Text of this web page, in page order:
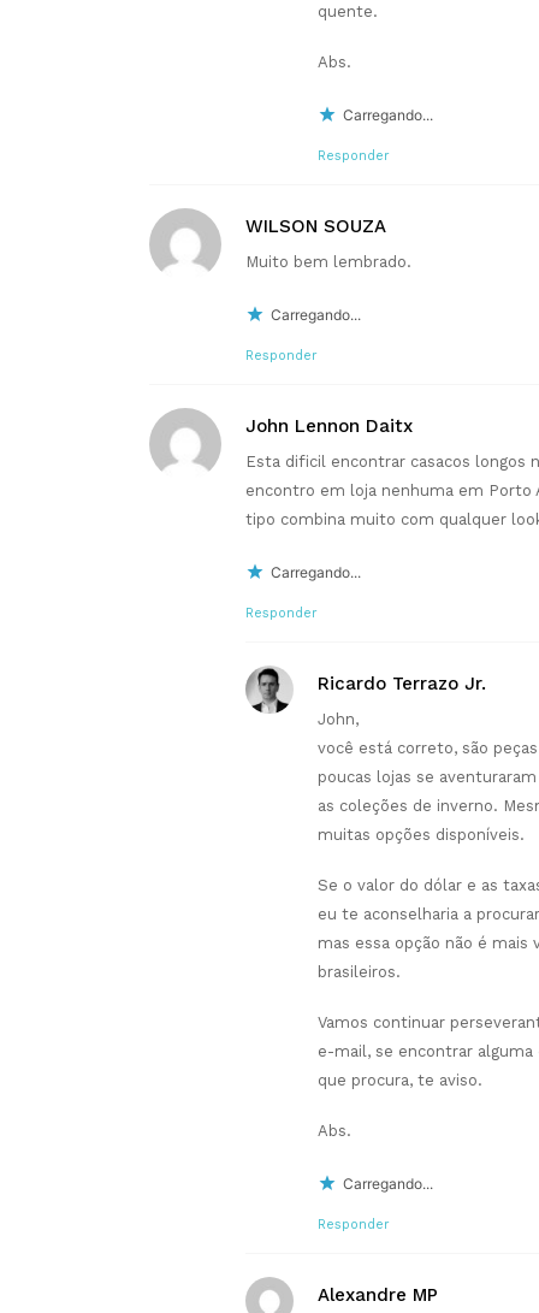
quente.
Abs.
Carregando...
Responder
WILSON SOUZA
Muito bem lembrado.
Carregando...
Responder
John Lennon Daitx
Esta dificil encontrar casacos longos
encontro em loja nenhuma em Porto
tipo combina muito com qualquer
Carregando...
Responder
Ricardo Terrazo Jr.
John,
você está correto, são
poucas lojas se
as coleções de inverno.
muitas opções disponíveis.
Se o valor do dólar e as
eu te aconselharia a
mas essa opção não é mais
brasileiros.
Vamos continuar
e-mail, se encontrar alguma
que procura, te aviso.
Abs.
Carregando...
Responder
Alexandre MP